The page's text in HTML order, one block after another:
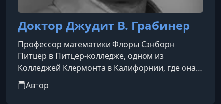
Доктор Джудит В. Грабинер
Профессор математики Флоры Сэнборн
Питцер в Питцер-колледже, одном из
Колледжей Клермонта в Калифорнии, где она
преподает с 1985 года. Она получила степень
бакалавра наук по математике с отличием в
Автор